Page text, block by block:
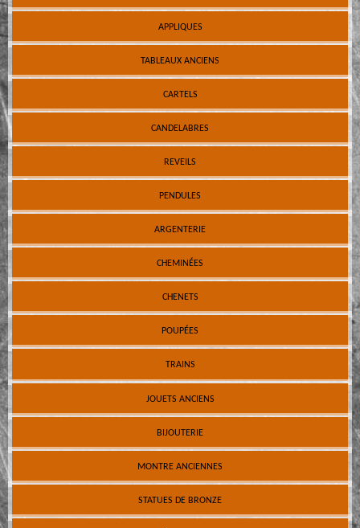
APPLIQUES
TABLEAUX ANCIENS
CARTELS
CANDELABRES
REVEILS
PENDULES
ARGENTERIE
CHEMINÉES
CHENETS
POUPÉES
TRAINS
JOUETS ANCIENS
BIJOUTERIE
MONTRE ANCIENNES
STATUES DE BRONZE